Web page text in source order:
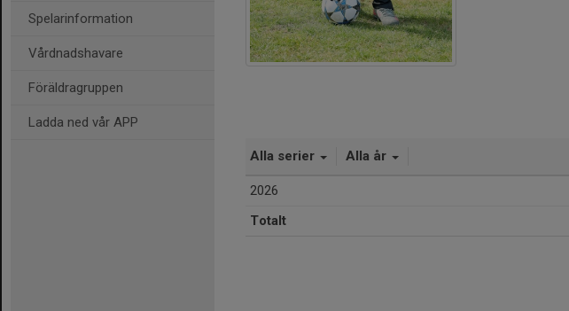
Spelarinformation
Vårdnadshavare
Föräldragruppen
Ladda ned vår APP
Alla serier Alla år
2026
Totalt